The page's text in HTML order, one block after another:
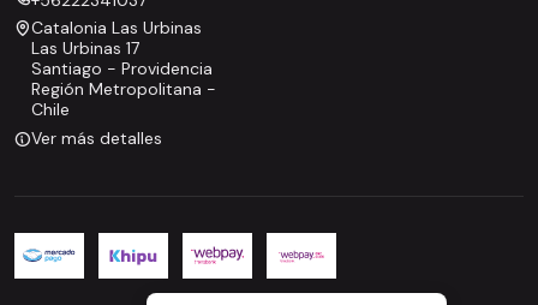
Catalonia Las Urbinas
Las Urbinas 17
Santiago - Providencia
Región Metropolitana -
Chile
Ver más detalles